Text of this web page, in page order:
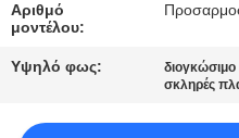
QUOTE
Αριθμό
μοντέλου:
Υψηλό φως:
σκληρές